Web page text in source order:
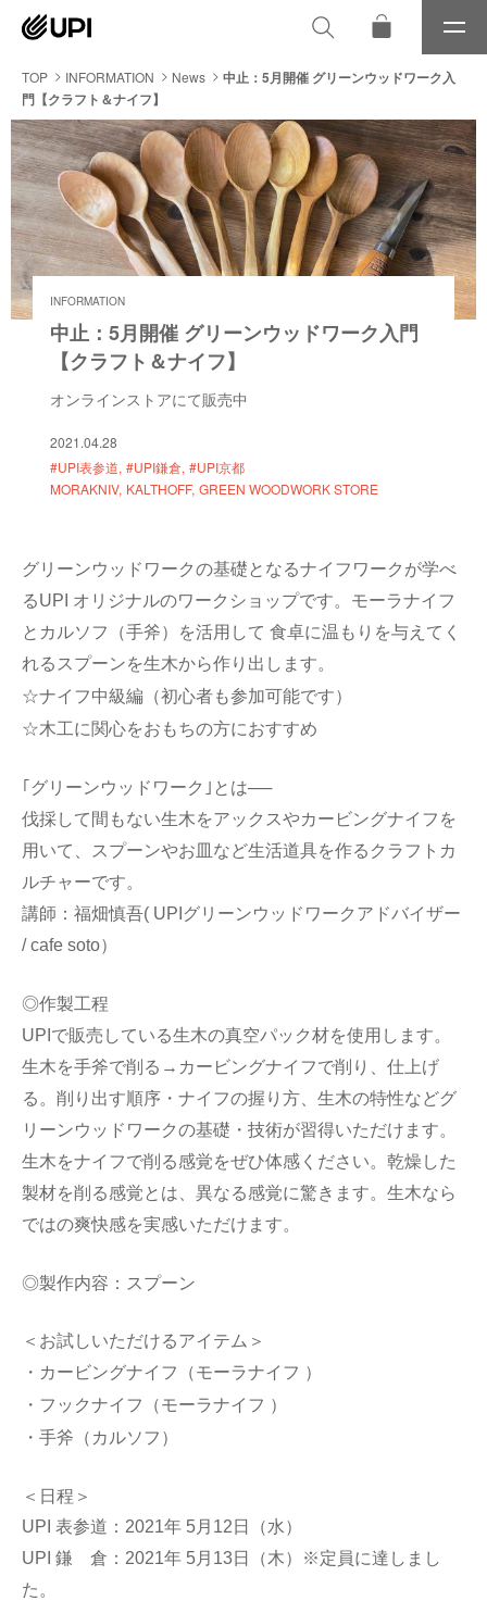
メ
ニ
TOP INFORMATION News
中止：5月開催 グリーンウッドワーク入
門【クラフト＆ナイフ】
INFORMATION
中止：5月開催 グリーンウッドワーク入門
【クラフト＆ナイフ】
オンラインストアにて販売中
2021.04.28
#UPI表参道 #UPI鎌倉 #UPI京都
MORAKNIV KALTHOFF GREEN WOODWORK STORE
グリーンウッドワークの基礎となるナイフワークが学べ
るUPI オリジナルのワークショップです。モーラナイフ
とカルソフ（手斧）を活用して 食卓に温もりを与えてく
れるスプーンを生木から作り出します。
☆ナイフ中級編（初心者も参加可能です）
☆木工に関心をおもちの方におすすめ
｢グリーンウッドワーク｣とは──
伐採して間もない生木をアックスやカービングナイフを
用いて、スプーンやお皿など生活道具を作るクラフトカ
ルチャーです。
講師：福畑慎吾( UPIグリーンウッドワークアドバイザー
/ cafe soto）
◎作製工程
UPIで販売している生木の真空パック材を使用します。
生木を手斧で削る→カービングナイフで削り、仕上げ
る。削り出す順序・ナイフの握り方、生木の特性などグ
リーンウッドワークの基礎・技術が習得いただけます。
生木をナイフで削る感覚をぜひ体感ください。乾燥した
製材を削る感覚とは、異なる感覚に驚きます。生木なら
ではの爽快感を実感いただけます。
◎製作内容：スプーン
＜お試しいただけるアイテム＞
・カービングナイフ（モーラナイフ ）
・フックナイフ（モーラナイフ ）
・手斧（カルソフ）
＜日程＞
UPI 表参道：2021年 5月12日（水）
UPI 鎌 倉：2021年 5月13日（木）※定員に達しまし
た。